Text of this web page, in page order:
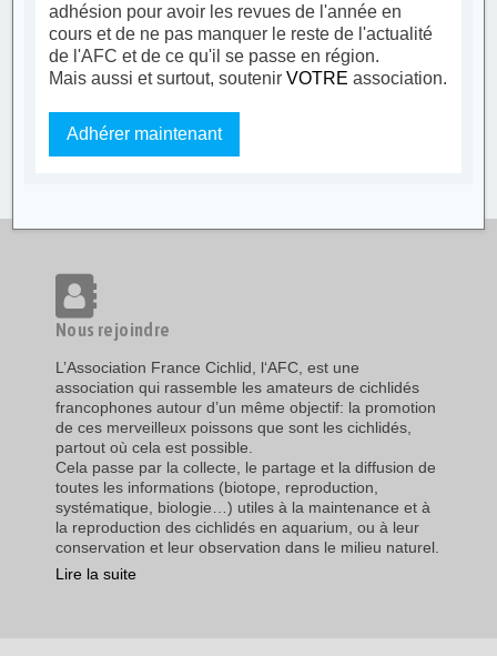
adhésion pour avoir les revues de l'année en
cours et de ne pas manquer le reste de l'actualité
de l'AFC et de ce qu'il se passe en région.
Mais aussi et surtout, soutenirVOTRE association.
Adhérer maintenant
Nous rejoindre
L’Association France Cichlid, l‘AFC, est une
association qui rassemble les amateurs de cichlidés
francophones autour d’un même objectif: la promotion
de ces merveilleux poissons que sont les cichlidés,
partout où cela est possible.
Cela passe par la collecte, le partage et la diffusion de
toutes les informations (biotope, reproduction,
systématique, biologie…) utiles à la maintenance et à
la reproduction des cichlidés en aquarium, ou à leur
conservation et leur observation dans le milieu naturel.
Lire la suite